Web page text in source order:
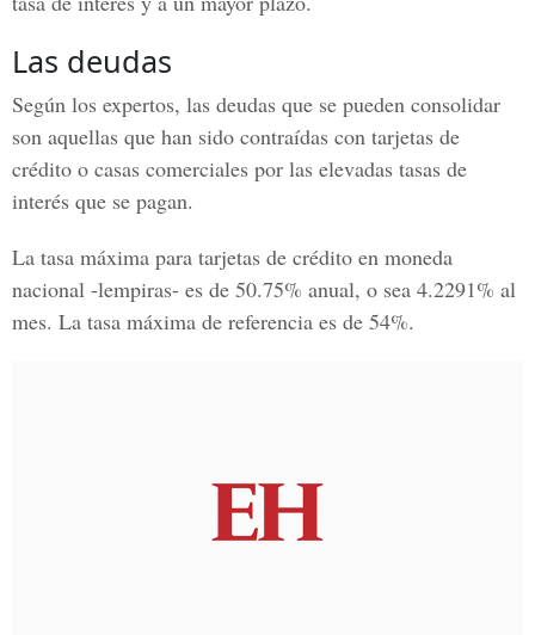
Las deudas
Según los expertos, las deudas que se pueden consolidar
son aquellas que han sido contraídas con tarjetas de
crédito o casas comerciales por las elevadas tasas de
interés que se pagan.
La tasa máxima para tarjetas de crédito en moneda
nacional -lempiras- es de 50.75% anual, o sea 4.2291% al
mes. La tasa máxima de referencia es de 54%.